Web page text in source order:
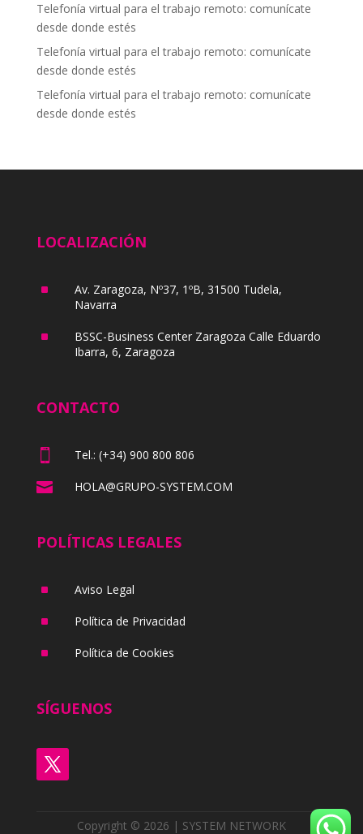
Telefonía virtual para el trabajo remoto: comunícate
desde donde estés
Telefonía virtual para el trabajo remoto: comunícate
desde donde estés
Telefonía virtual para el trabajo remoto: comunícate
desde donde estés
LOCALIZACIÓN
^
Av. Zaragoza, Nº37, 1ºB, 31500 Tudela,
Navarra
^
BSSC-Business Center Zaragoza Calle Eduardo
Ibarra, 6, Zaragoza
CONTACTO
 Tel.: (+34) 900 800 806
 HOLA@GRUPO-SYSTEM.COM
POLÍTICAS LEGALES
^ Aviso Legal
^ Política de Privacidad
^ Política de Cookies
SÍGUENOS
Copyright © 2026 | SYSTEM NETWORK